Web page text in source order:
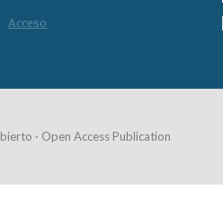
Acceso
· Open Access Publication